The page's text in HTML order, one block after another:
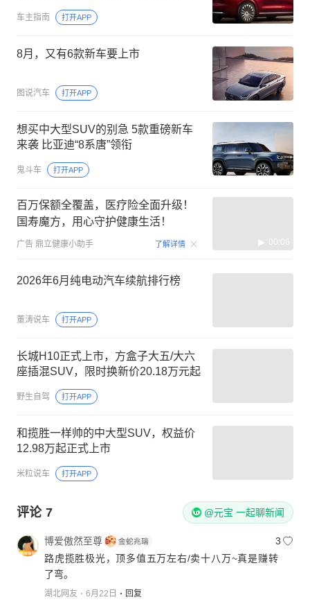
车主指南 打开APP
8月，又有6款新车要上市
图说汽车 打开APP
想买中大型SUV的别急 5款重磅新车
来袭 比亚迪“8系唐”领衔
鬼斗车 打开APP
百万保额全覆盖，医疗险全面升级！
国寿魔方，用心守护健康生活！
广告 鼎立健康小助手 了解详情 00:06
2026年6月纯电动汽车续航排行榜
董涛说车 打开APP
长城H10正式上市，方盒子大五/大六
座插混SUV，限时换新价20.18万元起
野生自驾 打开APP
和揽胜一样帅的中大型SUV，权益价
12.98万起正式上市
米粒说车 打开APP
评论 7 @元宝 一起聊新闻
博爱傲然至尊
3
路虎揽胜极光，顶多值五万左右/卖十八万~真是赚转
了弯。
湖北网友 6月22日 回复